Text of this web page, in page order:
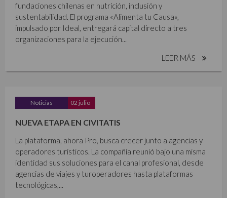
fundaciones chilenas en nutrición, inclusión y
sustentabilidad. El programa «Alimenta tu Causa»,
impulsado por Ideal, entregará capital directo a tres
organizaciones para la ejecución...
LEER MÁS
Noticias 02 julio
NUEVA ETAPA EN CIVITATIS
La plataforma, ahora Pro, busca crecer junto a agencias y
operadores turísticos. La compañía reunió bajo una misma
identidad sus soluciones para el canal profesional, desde
agencias de viajes y turoperadores hasta plataformas
tecnológicas,...